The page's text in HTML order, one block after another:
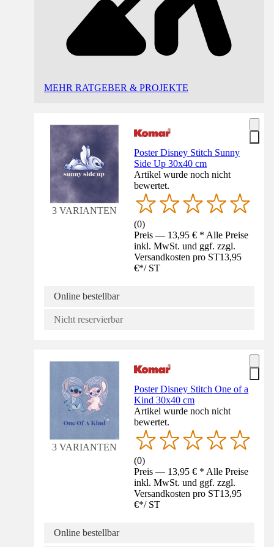
MEHR RATGEBER & PROJEKTE
3 VARIANTEN
Poster Disney Stitch Sunny
Side Up 30x40 cm
Artikel wurde noch nicht
bewertet.
(0)
Preis — 13,95 € * Alle Preise
inkl. MwSt. und ggf. zzgl.
Versandkosten pro ST13,95
€*/ ST
Online bestellbar
Nicht reservierbar
3 VARIANTEN
Poster Disney Stitch One of a
Kind 30x40 cm
Artikel wurde noch nicht
bewertet.
(0)
Preis — 13,95 € * Alle Preise
inkl. MwSt. und ggf. zzgl.
Versandkosten pro ST13,95
€*/ ST
Online bestellbar